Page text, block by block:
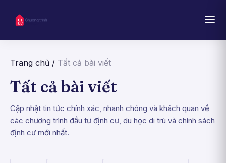
Trang chủ / Tất cả bài viết
Tất cả bài viết
Cập nhật tin tức chính xác, nhanh chóng và khách quan về
các chương trình đầu tư định cư, du học di trú và chính sách
định cư mới nhất.